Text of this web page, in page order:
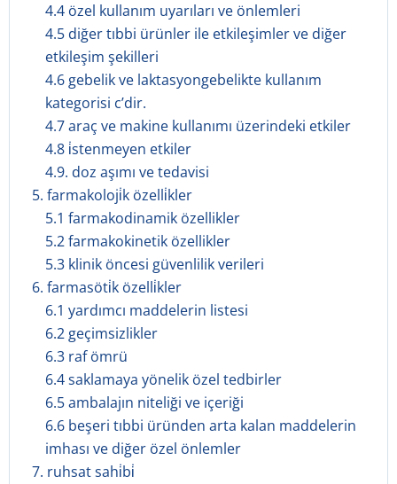
4.4 özel kullanım uyarıları ve önlemleri
4.5 diğer tıbbi ürünler ile etkileşimler ve diğer
etkileşim şekilleri
4.6 gebelik ve laktasyongebelikte kullanım
kategorisi c’dir.
4.7 araç ve makine kullanımı üzerindeki etkiler
4.8 i̇stenmeyen etkiler
4.9. doz aşımı ve tedavisi
5. farmakoloji̇k özelli̇kler
5.1 farmakodinamik özellikler
5.2 farmakokinetik özellikler
5.3 klinik öncesi güvenlilik verileri
6. farmasöti̇k özelli̇kler
6.1 yardımcı maddelerin listesi
6.2 geçimsizlikler
6.3 raf ömrü
6.4 saklamaya yönelik özel tedbirler
6.5 ambalajın niteliği ve içeriği
6.6 beşeri tıbbi üründen arta kalan maddelerin
imhası ve diğer özel önlemler
7. ruhsat sahi̇bi̇